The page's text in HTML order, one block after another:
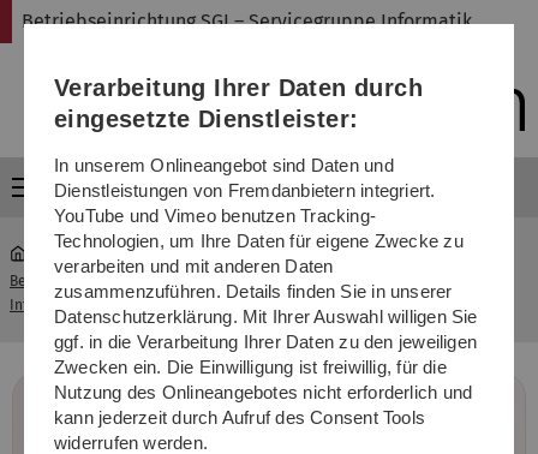
Direkt
Direkt
Direkt
(Sprache,
Drucken,
Media)
Direkt
Direkt
Betriebseinrichtung SGI – Servicegruppe Informatik
Menü
Betriebseinrichtung SGI – Servicegruppe
Informatik
...
Remote Login der SGI
Verarbeitung Ihrer Daten durch
eingesetzte Dienstleister:
In unserem Onlineangebot sind Daten und
Dienstleistungen von Fremdanbietern integriert.
YouTube und Vimeo benutzen Tracking-
Technologien, um Ihre Daten für eigene Zwecke zu
verarbeiten und mit anderen Daten
zusammenzuführen. Details finden Sie in unserer
Datenschutzerklärung. Mit Ihrer Auswahl willigen Sie
ggf. in die Verarbeitung Ihrer Daten zu den jeweiligen
Zwecken ein. Die Einwilligung ist freiwillig, für die
Nutzung des Onlineangebotes nicht erforderlich und
kann jederzeit durch Aufruf des Consent Tools
widerrufen werden.